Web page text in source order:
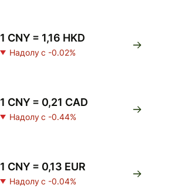
1 CNY = 1,16 HKD
Надолу с -0.02%
1 CNY = 0,21 CAD
Надолу с -0.44%
1 CNY = 0,13 EUR
Надолу с -0.04%